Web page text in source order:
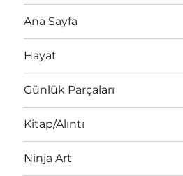
Ana Sayfa
Hayat
Günlük Parçaları
Kitap/Alıntı
Ninja Art